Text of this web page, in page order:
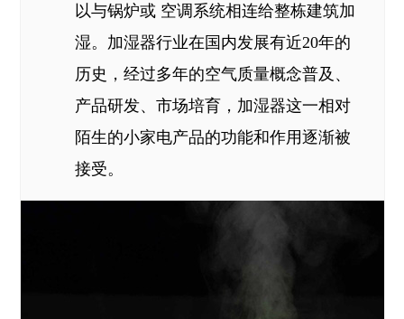
以与锅炉或 空调系统相连给整栋建筑加
湿。加湿器行业在国内发展有近20年的
历史，经过多年的空气质量概念普及、
产品研发、市场培育，加湿器这一相对
陌生的小家电产品的功能和作用逐渐被
接受。